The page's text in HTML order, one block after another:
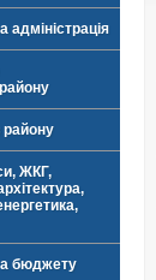
адміністрація
району
ЖКГ,
бюджету